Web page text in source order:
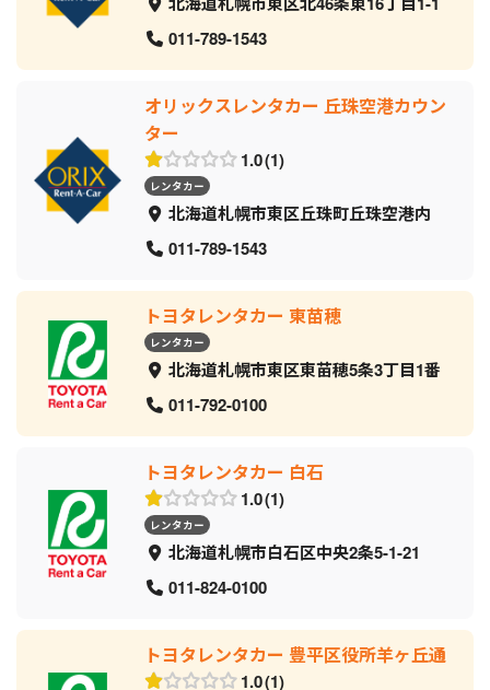
011-789-1543
オリックスレンタカー 丘珠空港カウン
ター
1.0 1
レンタカー
北海道札幌市東区丘珠町丘珠空港内
011-789-1543
トヨタレンタカー 東苗穂
レンタカー
北海道札幌市東区東苗穂5条3丁目1番
011-792-0100
トヨタレンタカー 白石
1.0 1
レンタカー
北海道札幌市白石区中央2条5-1-21
011-824-0100
トヨタレンタカー 豊平区役所羊ヶ丘通
1.0 1